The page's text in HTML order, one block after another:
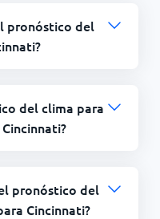
pronóstico del
del clima para
pronóstico del
Cincinnati?